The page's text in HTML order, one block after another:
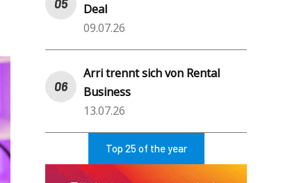
Deal
09.07.26
Arri trennt sich von Rental
Business
13.07.26
Top 25 of the year